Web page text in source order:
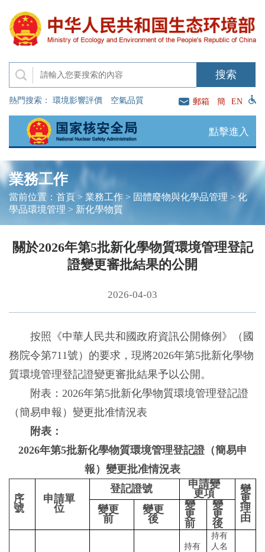
熱門搜索： 環境影響評價 空氣品質 郵箱 簡 EN
點擊進入
業務工作
當前位置： 首頁> 業務工作> 固體廢物與化學品管理 > 化
學品環境管理 > 新化學物質
關於2026年第5批新化學物質環境管理登記
證變更審批結果的公開
2026-04-03
按照《中華人民共和國政府資訊公開條例》（國
務院令第711號）的要求，現將2026年第5批新化學物
質環境管理登記證變更審批結果予以公開。
附表：2026年第5批新化學物質環境管理登記證
（簡易申報）變更批准情況表
附表：
2026年第5批新化學物質環境管理登記證（簡易申
報）變更批准情況表
序
號
申請單
位
登記證號
申請變
更項
變
更
理
由
變更
前
變更
後
變
更
前
變
更
後
持有
持有
人名